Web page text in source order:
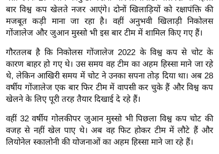
श
ख्सि
य
यं
ग
इं
डि
सा
हि
त्य
बार विश्व कप खेलते नजर आएंगे। दोनों खिलाड़ियों को रक्षापंक्ति की
मजबूत कड़ी माना जा रहा है। वहीं अनुभवी खिलाड़ी निकोलस
गोंजालेज और जुआन मुस्सो भी इस बार टीम में शामिल किए गए हैं।
गौरतलब है कि निकोलस गोंजालेज 2022 के विश्व कप से चोट के
कारण बाहर हो गए थे। उस समय वह टीम का अहम हिस्सा माने जा रहे
थे, लेकिन आखिरी समय में चोट ने उनका सपना तोड़ दिया था। अब 28
वर्षीय गोंजालेज एक बार फिर टीम में वापसी कर चुके हैं और विश्व कप
खेलने के लिए पूरी तरह तैयार दिखाई दे रहे हैं।
वहीं 32 वर्षीय गोलकीपर जुआन मुस्सो भी पिछला विश्व कप चोट की
वजह से नहीं खेल पाए थे। अब वह फिट होकर टीम में लौटे हैं और
लियोनेल स्कालोनी की योजनाओं का अहम हिस्सा माने जा रहे हैं।